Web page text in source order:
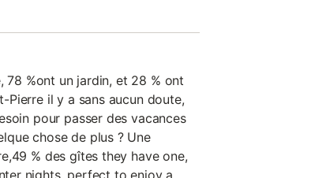
78 %ont un jardin, et 28 % ont
Pierre il y a sans aucun doute,
pour passer des vacances
chose de plus ? Une
% des gîtes they have one,
nights. perfect to enjoy a